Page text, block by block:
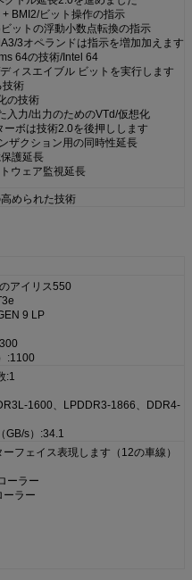
+ BMI2/ビット操作の指示
ットの浮動小数点転換の指示
3オペランドは指示を増加加えます
64の技術/Intel 64
ィスエイブル ビットを実行します
技術
の技術
入力/出力のためのVTd/仮想化
ーボは技術2.0を後押しします
ザクション用の同時性延長
護延長
ウェア監視延長
められた技術
アイリス550
9 LP
:1100
:1
1600、LPDDR3-1866、DDR4-
GB/s）:34.1
フェイス表現します（12の車線）
ーラー
ーラー